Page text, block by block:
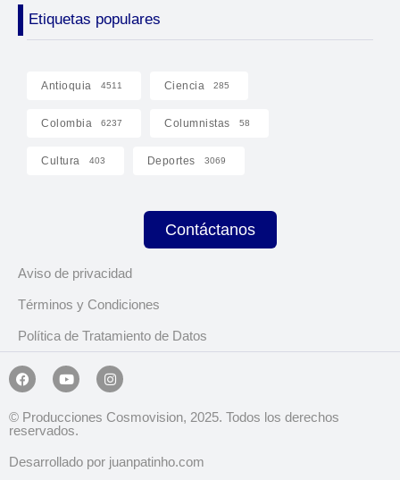
Etiquetas populares
Antioquia 4511 Ciencia 285
Colombia 6237 Columnistas 58
Cultura 403 Deportes 3069
Contáctanos
Aviso de privacidad
Términos y Condiciones
Política de Tratamiento de Datos
© Producciones Cosmovision, 2025. Todos los derechos
reservados.
Desarrollado por juanpatinho.com